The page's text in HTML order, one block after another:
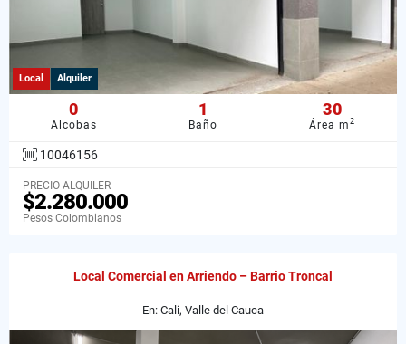
Local Alquiler
0
Alcobas
1
Baño
30
Área m2
10046156
PRECIO ALQUILER
$2.280.000
Pesos Colombianos
Local Comercial en Arriendo – Barrio Troncal
En: Cali, Valle del Cauca